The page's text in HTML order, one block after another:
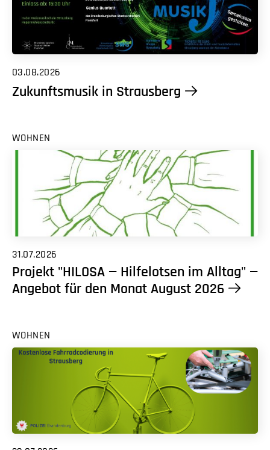
03.08.2026
Zukunftsmusik in Strausberg
WOHNEN
31.07.2026
Projekt "HILOSA — Hilfelotsen im Alltag" —
Angebot für den Monat August 2026
WOHNEN